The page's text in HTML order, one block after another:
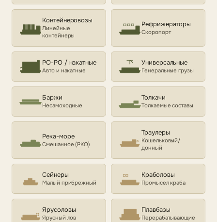
Контейнеровозы
Линейные
контейнеры
Рефрижераторы
Скоропорт
РО-РО / накатные
Авто и накатные
Универсальные
Генеральные грузы
Баржи
Несамоходные
Толкачи
Толкаемые составы
Река-море
Смешанное (РКО)
Траулеры
Кошельковый/
донный
Сейнеры
Малый прибрежный
Краболовы
Промысел краба
Ярусоловы
Ярусный лов
Плавбазы
Перерабатывающие